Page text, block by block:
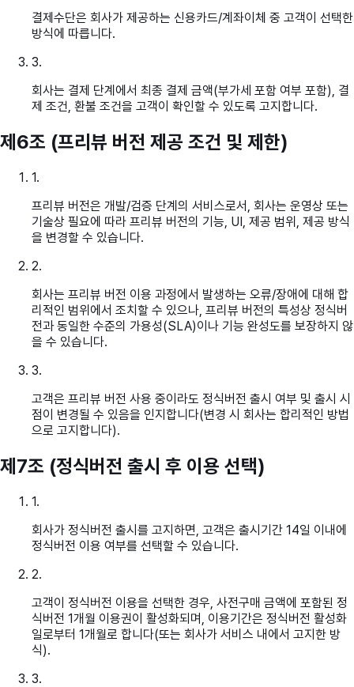
결제수단은 회사가 제공하는 신용카드/계좌이체 중 고객이 선택한
방식에 따릅니다.
3.
회사는 결제 단계에서 최종 결제 금액(부가세 포함 여부 포함), 결
제 조건, 환불 조건을 고객이 확인할 수 있도록 고지합니다.
제6조 (프리뷰 버전 제공 조건 및 제한)
1.
프리뷰 버전은 개발/검증 단계의 서비스로서, 회사는 운영상 또는
기술상 필요에 따라 프리뷰 버전의 기능, UI, 제공 범위, 제공 방식
을 변경할 수 있습니다.
2.
회사는 프리뷰 버전 이용 과정에서 발생하는 오류/장애에 대해 합
리적인 범위에서 조치할 수 있으나, 프리뷰 버전의 특성상 정식버
전과 동일한 수준의 가용성(SLA)이나 기능 완성도를 보장하지 않
을 수 있습니다.
3.
고객은 프리뷰 버전 사용 중이라도 정식버전 출시 여부 및 출시 시
점이 변경될 수 있음을 인지합니다(변경 시 회사는 합리적인 방법
으로 고지합니다).
제7조 (정식버전 출시 후 이용 선택)
1.
회사가 정식버전 출시를 고지하면, 고객은 출시기간 14일 이내에
정식버전 이용 여부를 선택할 수 있습니다.
2.
고객이 정식버전 이용을 선택한 경우, 사전구매 금액에 포함된 정
식버전 1개월 이용권이 활성화되며, 이용기간은 정식버전 활성화
일로부터 1개월로 합니다(또는 회사가 서비스 내에서 고지한 방
식).
3.